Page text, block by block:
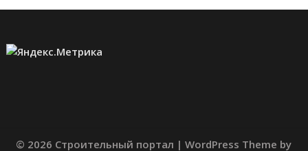
© 2026 Строительный портал | WordPress Theme by